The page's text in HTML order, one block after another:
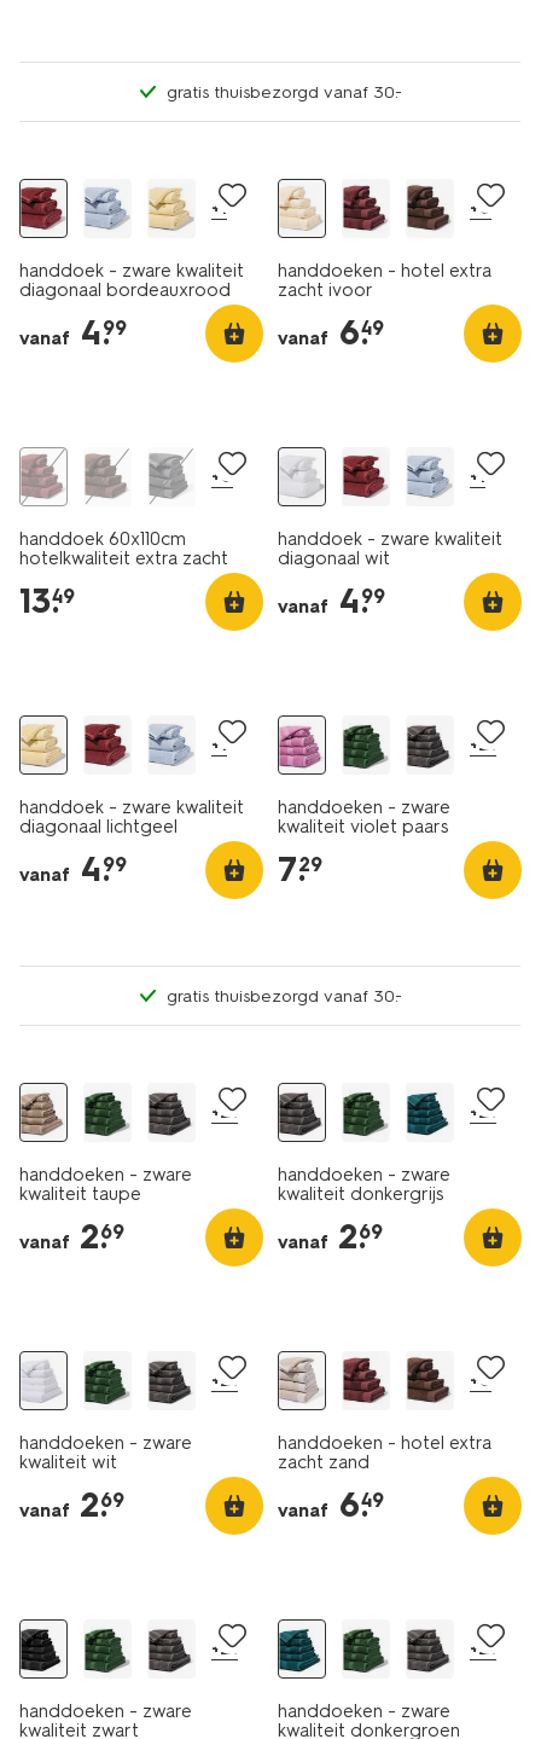
gratis thuisbezorgd vanaf 30.-
+1
handdoek - zware kwaliteit
diagonaal bordeauxrood
vanaf 4.
99
+8
handdoeken - hotel extra
zacht ivoor
vanaf 6.
49
+8
handdoek 60x110cm
hotelkwaliteit extra zacht
13.
49
+1
handdoek - zware kwaliteit
diagonaal wit
vanaf 4.
99
+1
handdoek - zware kwaliteit
diagonaal lichtgeel
vanaf 4.
99
+21
handdoeken - zware
kwaliteit violet paars
7.
29
gratis thuisbezorgd vanaf 30.-
+21
handdoeken - zware
kwaliteit taupe
vanaf 2.
69
+21
handdoeken - zware
kwaliteit donkergrijs
vanaf 2.
69
+21
handdoeken - zware
kwaliteit wit
vanaf 2.
69
+8
handdoeken - hotel extra
zacht zand
vanaf 6.
49
+21
handdoeken - zware
kwaliteit zwart
+21
handdoeken - zware
kwaliteit donkergroen